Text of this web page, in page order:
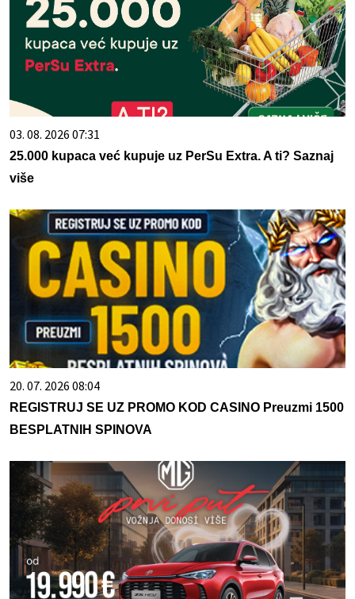
03. 08. 2026 07:31
25.000 kupaca već kupuje uz PerSu Extra. A ti? Saznaj
više
20. 07. 2026 08:04
REGISTRUJ SE UZ PROMO KOD CASINO Preuzmi 1500
BESPLATNIH SPINOVA